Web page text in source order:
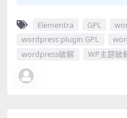
Elementra GPL
wordpress plugin GPL
wordpress破解
WP主题破